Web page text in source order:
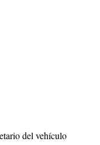
del vehículo